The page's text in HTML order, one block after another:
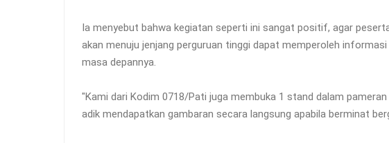
Ia menyebut bahwa kegiatan seperti ini sangat positif, agar
akan menuju jenjang perguruan tinggi dapat memperoleh
masa depannya.
"Kami dari Kodim 0718/Pati juga membuka 1 stand dalam
adik mendapatkan gambaran secara langsung apabila berminat